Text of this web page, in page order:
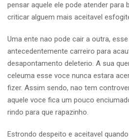
pensar aquele ele pode atender para
criticar alguem mais aceitavel
Uma ente nao pode cair a outra,
antecedentemente carreiro para
desapontamento deleterio. A sua
celeuma esse voce nunca estara
fizer. Assim sendo, nao tem
aquele voce fica um pouco
rindo para que rapazinho.
Estrondo despeito e aceitavel